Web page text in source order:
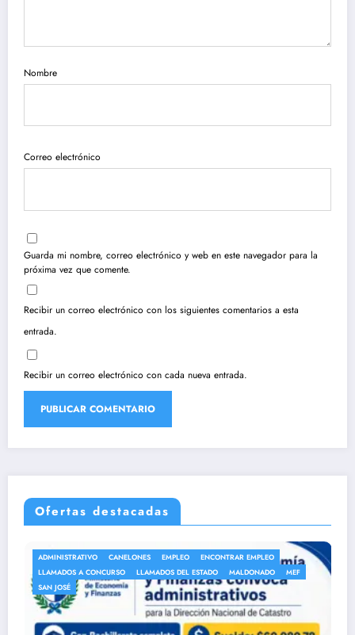
Nombre
Correo electrónico
Guarda mi nombre, correo electrónico y web en este navegador para la
próxima vez que comente.
Recibir un correo electrónico con los siguientes comentarios a esta
entrada.
Recibir un correo electrónico con cada nueva entrada.
Ofertas destacadas
EMPLEO
ENCONTRAR EMPLEO
DEL ESTADO
MALDONADO MEF
ANEP
AUXILIAR DE LIMPIEZA
AUXILIARES DE SERVICIO
LLAMADOS A CONCURSO